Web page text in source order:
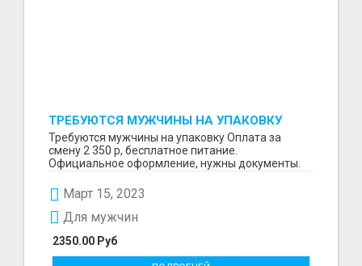
ТРЕБУЮТСЯ МУЖЧИНЫ НА УПАКОВКУ
Требуются мужчины на упаковку Оплата за
смену 2 350 р, бесплатное питание.
Официальное оформление, нужны документы.
Март 15, 2023
2350.00 Руб
Для мужчин